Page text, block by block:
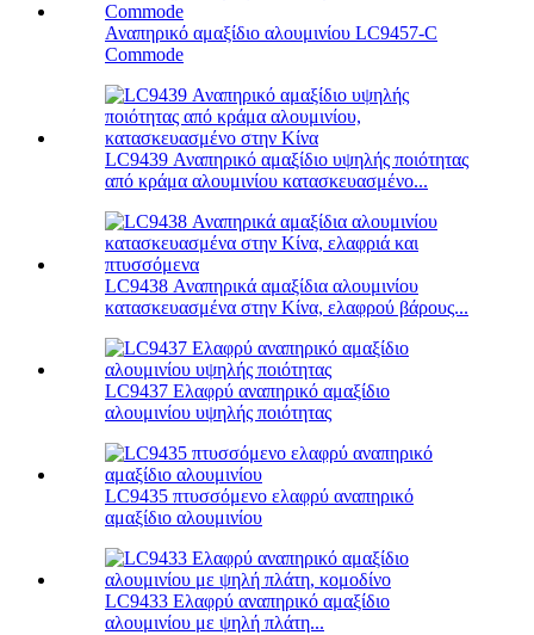
Αναπηρικό αμαξίδιο αλουμινίου LC9457-C
Commode
LC9439 Αναπηρικό αμαξίδιο υψηλής ποιότητας
από κράμα αλουμινίου κατασκευασμένο...
LC9438 Αναπηρικά αμαξίδια αλουμινίου
κατασκευασμένα στην Κίνα, ελαφρού βάρους...
LC9437 Ελαφρύ αναπηρικό αμαξίδιο
αλουμινίου υψηλής ποιότητας
LC9435 πτυσσόμενο ελαφρύ αναπηρικό
αμαξίδιο αλουμινίου
LC9433 Ελαφρύ αναπηρικό αμαξίδιο
αλουμινίου με ψηλή πλάτη...